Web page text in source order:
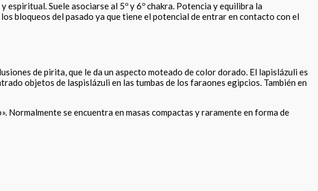
Suele asociarse al 5º y 6º chakra. Potencia y equilibra la
bloqueos del pasado ya que tiene el potencial de entrar en contacto con el
de pirita, que le da un aspecto moteado de color dorado. El lapislázuli es
objetos de laspislázuli en las tumbas de los faraones egipcios. También en
Normalmente se encuentra en masas compactas y raramente en forma de